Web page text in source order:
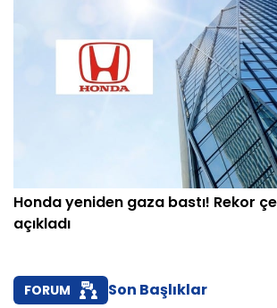
Honda yeniden gaza bastı! Rekor
açıkladı
FORUM Son Başlıklar